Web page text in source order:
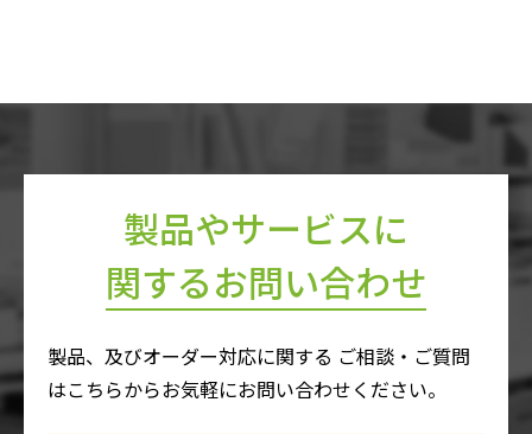
製品やサービスに
関するお問い合わせ
製品、及びオーダー対応に関する ご相談・ご質問
はこちらからお気軽にお問い合わせください。